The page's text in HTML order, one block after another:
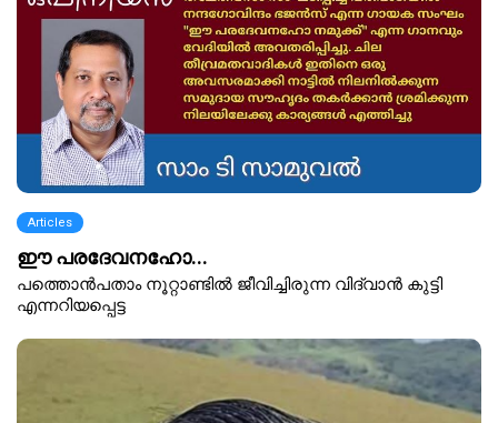
Articles
ഈ പരദേവനഹോ...
പത്തൊൻപതാം നൂറ്റാണ്ടിൽ ജീവിച്ചിരുന്ന വിദ്വാൻ കുട്ടി
എന്നറിയപ്പെട്ട